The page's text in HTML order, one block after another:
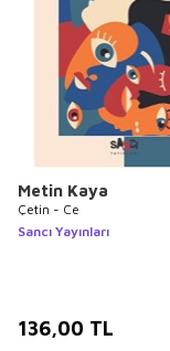
Metin Kaya
Çetin - Ce
Sancı Yayınları
136,00 TL